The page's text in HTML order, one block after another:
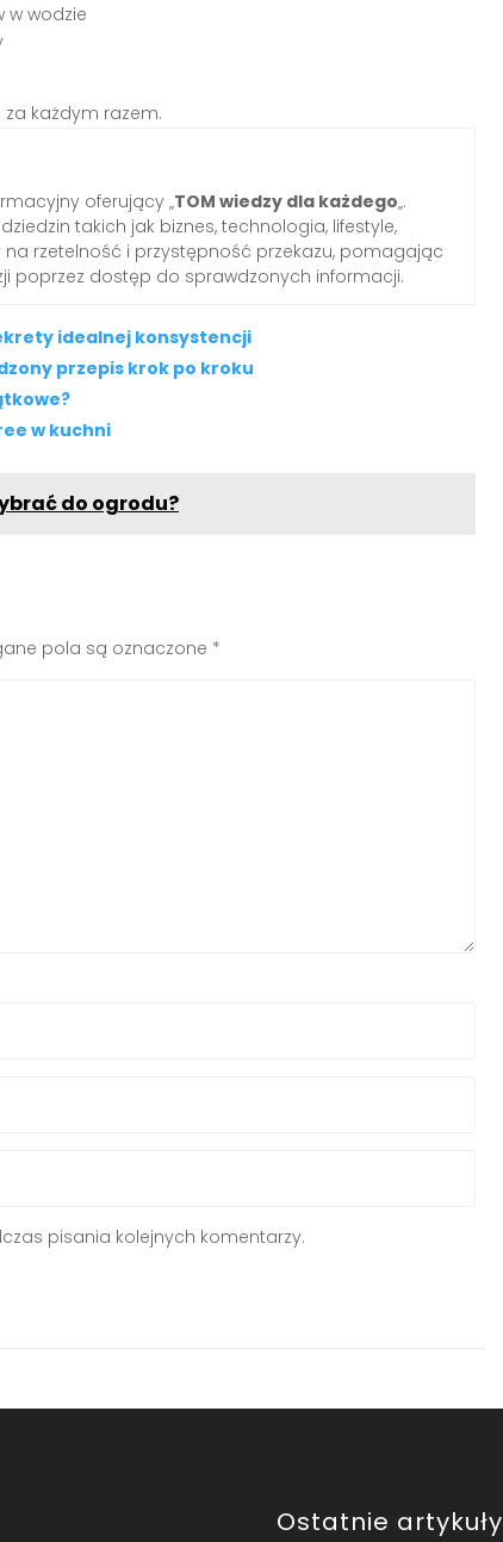
w wodzie
każdym razem.
oferujący „TOM wiedzy dla każdego„.
takich jak biznes, technologia, lifestyle,
rzetelność i przystępność przekazu, pomagając
poprzez dostęp do sprawdzonych informacji.
idealnej konsystencji
przepis krok po kroku
w kuchni
do ogrodu?
pola są oznaczone *
pisania kolejnych komentarzy.
Ostatnie artykuły